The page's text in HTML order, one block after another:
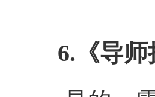
6.《导